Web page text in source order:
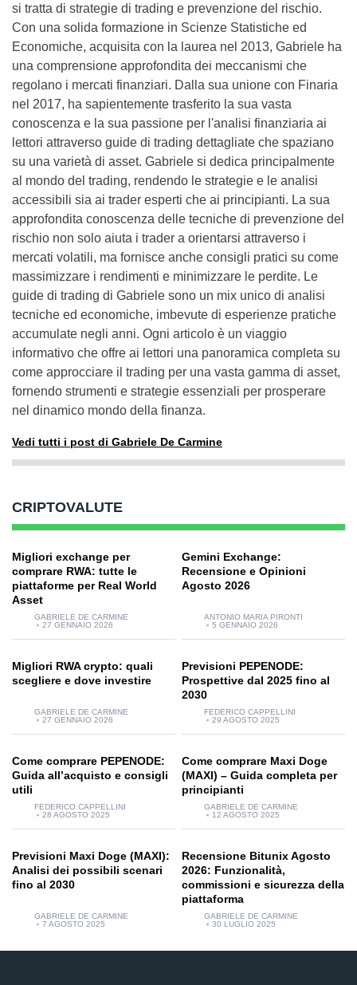
si tratta di strategie di trading e prevenzione del rischio.
Con una solida formazione in Scienze Statistiche ed
Economiche, acquisita con la laurea nel 2013, Gabriele ha
una comprensione approfondita dei meccanismi che
regolano i mercati finanziari. Dalla sua unione con Finaria
nel 2017, ha sapientemente trasferito la sua vasta
conoscenza e la sua passione per l'analisi finanziaria ai
lettori attraverso guide di trading dettagliate che spaziano
su una varietà di asset. Gabriele si dedica principalmente
al mondo del trading, rendendo le strategie e le analisi
accessibili sia ai trader esperti che ai principianti. La sua
approfondita conoscenza delle tecniche di prevenzione del
rischio non solo aiuta i trader a orientarsi attraverso i
mercati volatili, ma fornisce anche consigli pratici su come
massimizzare i rendimenti e minimizzare le perdite. Le
guide di trading di Gabriele sono un mix unico di analisi
tecniche ed economiche, imbevute di esperienze pratiche
accumulate negli anni. Ogni articolo è un viaggio
informativo che offre ai lettori una panoramica completa su
come approcciare il trading per una vasta gamma di asset,
fornendo strumenti e strategie essenziali per prosperare
nel dinamico mondo della finanza.
Vedi tutti i post di Gabriele De Carmine
CRIPTOVALUTE
Migliori exchange per
comprare RWA: tutte le
piattaforme per Real World
Asset
GABRIELE DE CARMINE
27 GENNAIO 2026
Gemini Exchange:
Recensione e Opinioni
Agosto 2026
ANTONIO MARIA PIRONTI
5 GENNAIO 2026
Migliori RWA crypto: quali
scegliere e dove investire
GABRIELE DE CARMINE
27 GENNAIO 2026
Previsioni PEPENODE:
Prospettive dal 2025 fino al
2030
FEDERICO CAPPELLINI
29 AGOSTO 2025
Come comprare PEPENODE:
Guida all’acquisto e consigli
utili
FEDERICO CAPPELLINI
28 AGOSTO 2025
Come comprare Maxi Doge
(MAXI) – Guida completa per
principianti
GABRIELE DE CARMINE
12 AGOSTO 2025
Previsioni Maxi Doge (MAXI):
Analisi dei possibili scenari
fino al 2030
GABRIELE DE CARMINE
7 AGOSTO 2025
Recensione Bitunix Agosto
2026: Funzionalità,
commissioni e sicurezza della
piattaforma
GABRIELE DE CARMINE
30 LUGLIO 2025